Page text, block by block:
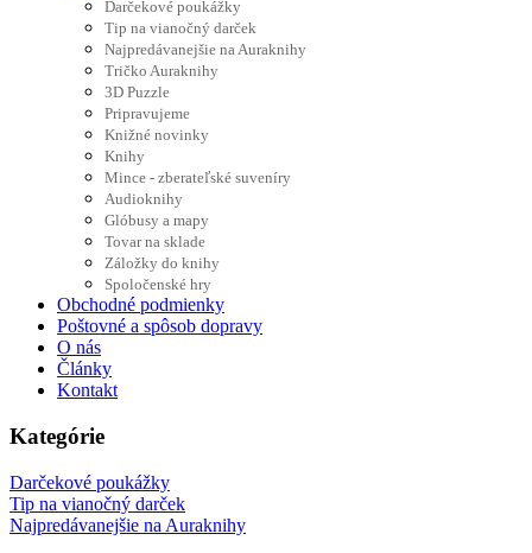
Darčekové poukážky
Tip na vianočný darček
Najpredávanejšie na Auraknihy
Tričko Auraknihy
3D Puzzle
Pripravujeme
Knižné novinky
Knihy
Mince - zberateľské suveníry
Audioknihy
Glóbusy a mapy
Tovar na sklade
Záložky do knihy
Spoločenské hry
Obchodné podmienky
Poštovné a spôsob dopravy
O nás
Články
Kontakt
Kategórie
Darčekové poukážky
Tip na vianočný darček
Najpredávanejšie na Auraknihy